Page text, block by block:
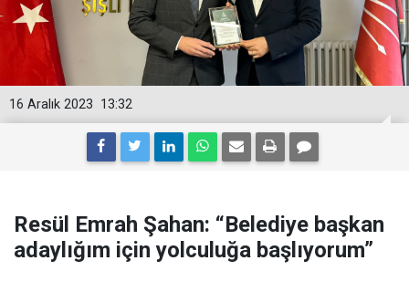
13:32
16 Aralık 2023
Resül Emrah Şahan: “Belediye başkan
adaylığım için yolculuğa başlıyorum”